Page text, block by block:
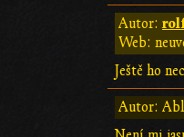
Autor:
Web:
Ještě ho
Autor: